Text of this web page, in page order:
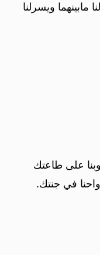
ويسرلنا
على طاعتك
في جنتك.